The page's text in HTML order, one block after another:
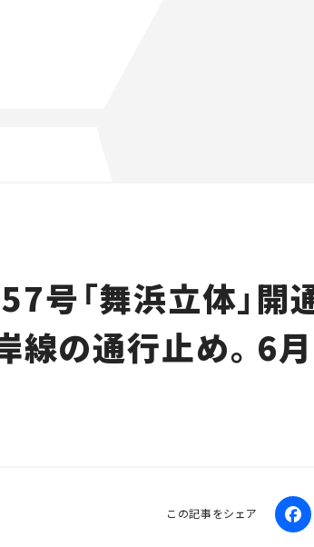
号「舞浜立体」開
線の通行止め。6
この記事をシェア